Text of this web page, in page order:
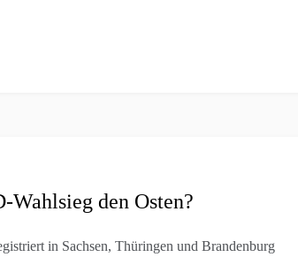
Wahlsieg den Osten?
in Sachsen, Thüringen und Brandenburg